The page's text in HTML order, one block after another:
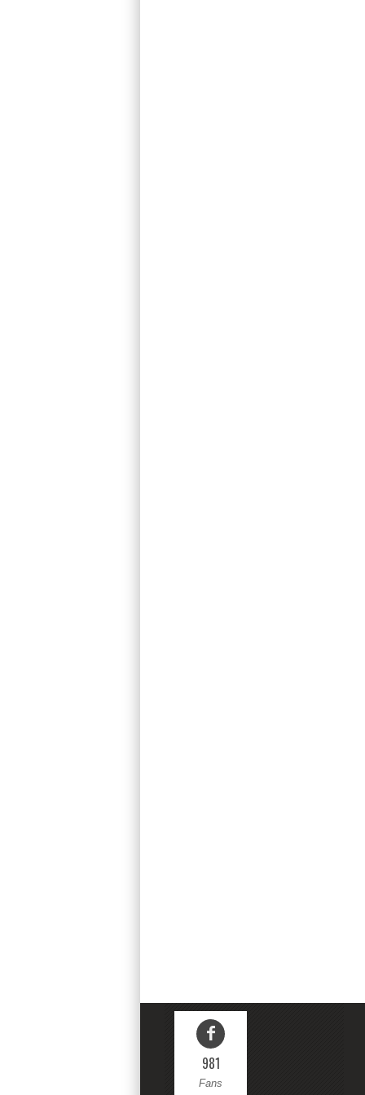
981
Fans